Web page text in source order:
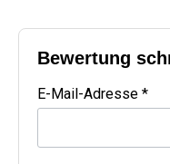
Bewertung
E-Mail-Adresse *